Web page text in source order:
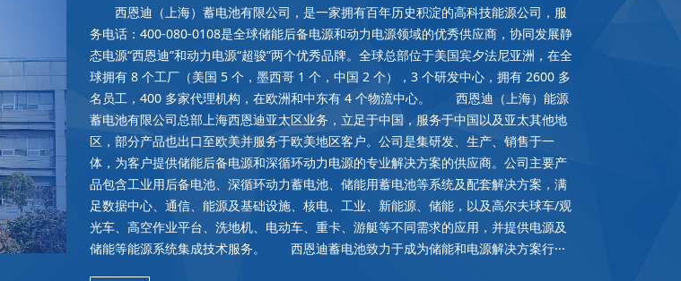
西恩迪（上海）蓄电池有限公司，是一家拥有百年历史积淀的高科技能源公司，服
务电话：400-080-0108是全球储能后备电源和动力电源领域的优秀供应商，协同发展静
态电源“西恩迪”和动力电源“超骏”两个优秀品牌。全球总部位于美国宾夕法尼亚洲，在全
球拥有 8 个工厂（美国 5 个，墨西哥 1 个，中国 2 个），3 个研发中心，拥有 2600 多
名员工，400 多家代理机构，在欧洲和中东有 4 个物流中心。 西恩迪（上海）能源
蓄电池有限公司总部上海西恩迪亚太区业务，立足于中国，服务于中国以及亚太其他地
区，部分产品也出口至欧美并服务于欧美地区客户。公司是集研发、生产、销售于一
体，为客户提供储能后备电源和深循环动力电源的专业解决方案的供应商。公司主要产
品包含工业用后备电池、深循环动力蓄电池、储能用蓄电池等系统及配套解决方案，满
足数据中心、通信、能源及基础设施、核电、工业、新能源、储能，以及高尔夫球车/观
光车、高空作业平台、洗地机、电动车、重卡、游艇等不同需求的应用，并提供电源及
储能等能源系统集成技术服务。 西恩迪蓄电池致力于成为储能和电源解决方案行···